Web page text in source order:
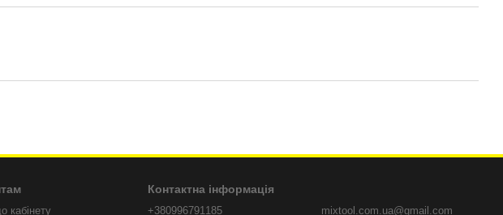
кабінету
Контактна інформація
+380996791185 mixtool.com.ua@gmail.com